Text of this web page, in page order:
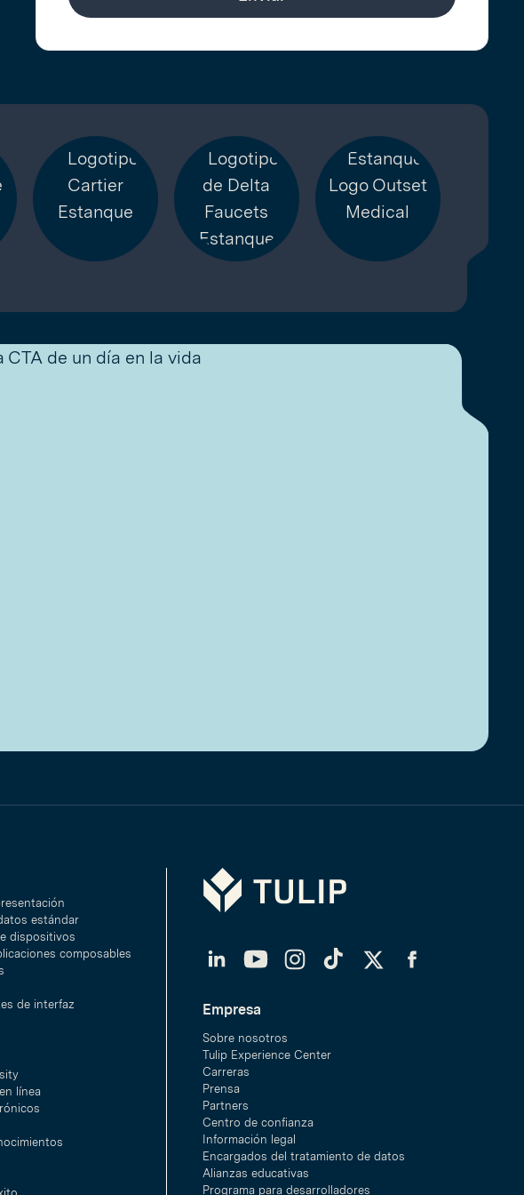
estándar
dispositivos
composables
de interfaz
línea
Tulip
LinkedInYouTubeInstagramTikTokTwitterFacebook
Empresa
Sobre nosotros
Tulip Experience Center
Carreras
Prensa
Partners
Centro de confianza
Información legal
Encargados del tratamiento de datos
Alianzas educativas
Programa para desarrolladores